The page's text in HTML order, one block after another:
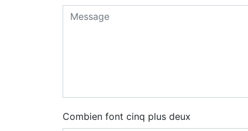
Combien font cinq plus deux